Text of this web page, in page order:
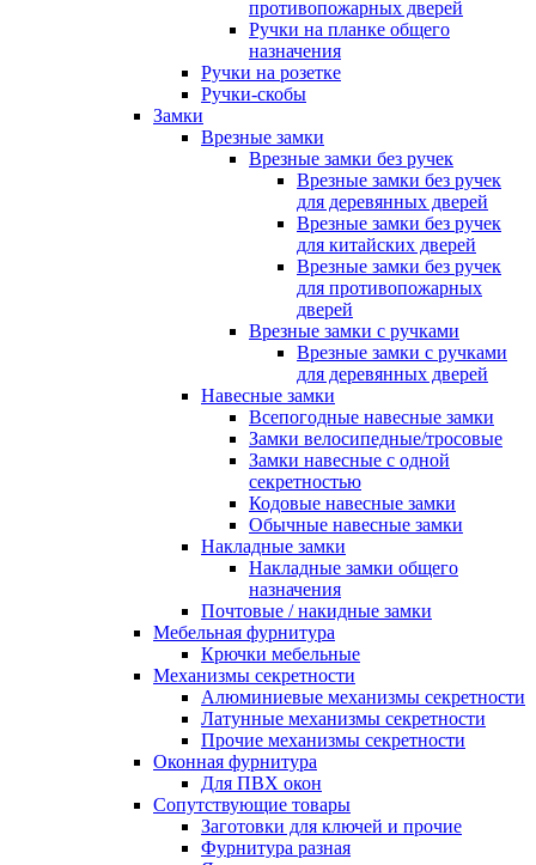
противопожарных дверей
Ручки на планке общего
назначения
Ручки на розетке
Ручки-скобы
Замки
Врезные замки
Врезные замки без ручек
Врезные замки без ручек
для деревянных дверей
Врезные замки без ручек
для китайских дверей
Врезные замки без ручек
для противопожарных
дверей
Врезные замки с ручками
Врезные замки с ручками
для деревянных дверей
Навесные замки
Всепогодные навесные замки
Замки велосипедные/тросовые
Замки навесные с одной
секретностью
Кодовые навесные замки
Обычные навесные замки
Накладные замки
Накладные замки общего
назначения
Почтовые / накидные замки
Мебельная фурнитура
Крючки мебельные
Механизмы секретности
Алюминиевые механизмы секретности
Латунные механизмы секретности
Прочие механизмы секретности
Оконная фурнитура
Для ПВХ окон
Сопутствующие товары
Заготовки для ключей и прочие
Фурнитура разная